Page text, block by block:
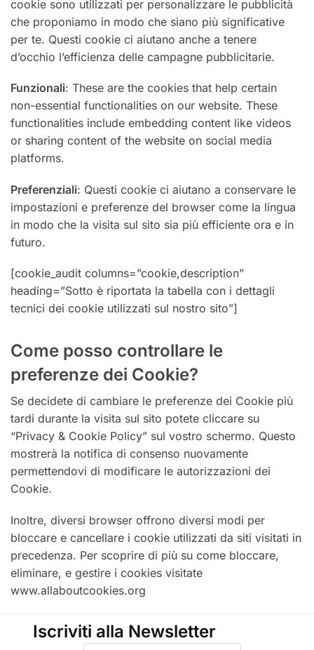
cookie sono utilizzati per personalizzare le pubblicità
che proponiamo in modo che siano più significative
per te. Questi cookie ci aiutano anche a tenere
d’occhio l’efficienza delle campagne pubblicitarie.
Funzionali: These are the cookies that help certain
non-essential functionalities on our website. These
functionalities include embedding content like videos
or sharing content of the website on social media
platforms.
Preferenziali: Questi cookie ci aiutano a conservare le
impostazioni e preferenze del browser come la lingua
in modo che la visita sul sito sia più efficiente ora e in
futuro.
[cookie_audit columns=”cookie,description”
heading=”Sotto è riportata la tabella con i dettagli
tecnici dei cookie utilizzati sul nostro sito”]
Come posso controllare le
preferenze dei Cookie?
Se decidete di cambiare le preferenze dei Cookie più
tardi durante la visita sul sito potete cliccare su
“Privacy & Cookie Policy” sul vostro schermo. Questo
mostrerà la notifica di consenso nuovamente
permettendovi di modificare le autorizzazioni dei
Cookie.
Inoltre, diversi browser offrono diversi modi per
bloccare e cancellare i cookie utilizzati da siti visitati in
precedenza. Per scoprire di più su come bloccare,
eliminare, e gestire i cookies visitate
www.allaboutcookies.org
Iscriviti alla Newsletter